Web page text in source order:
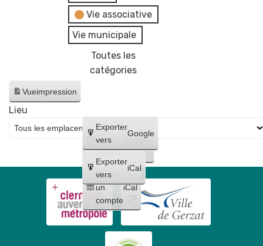
Vie associative
Vie municipale
Toutes les
catégories
Vueimpression
Créer
un
compte
Google
Créer
un
compte
iCal
Exporter
vers
Google
Exporter
vers
iCal
Lieu